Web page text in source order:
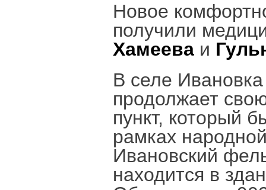
Новое
получили
Хамеева и
В селе
продолжает
пункт, который
рамках
Ивановский
находится в